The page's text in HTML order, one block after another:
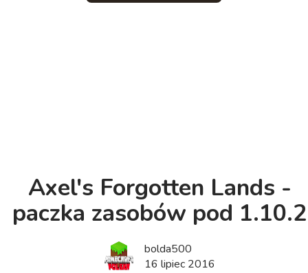
Axel's Forgotten Lands -
paczka zasobów pod 1.10.2
bolda500
16 lipiec 2016